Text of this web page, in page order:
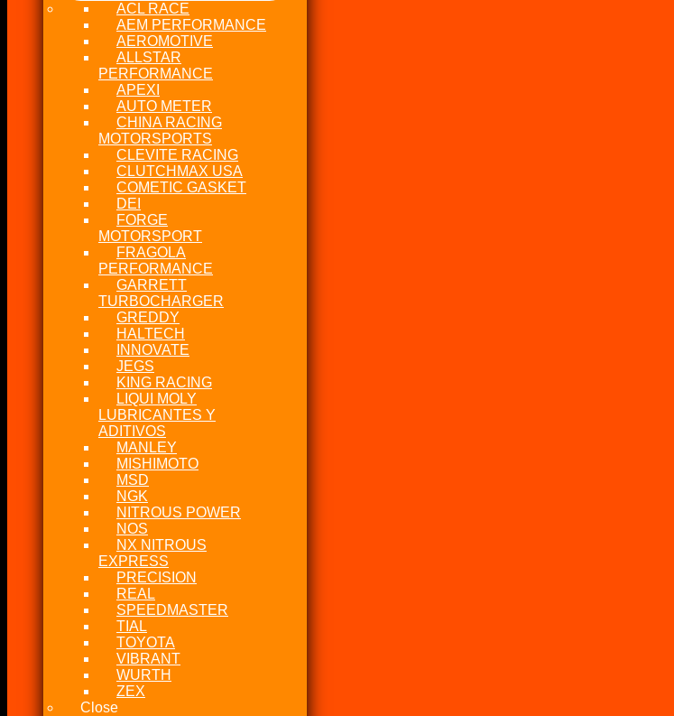
ACL RACE
AEM PERFORMANCE
AEROMOTIVE
ALLSTAR
PERFORMANCE
APEXI
AUTO METER
CHINA RACING
MOTORSPORTS
CLEVITE RACING
CLUTCHMAX USA
COMETIC GASKET
DEI
FORGE
MOTORSPORT
FRAGOLA
PERFORMANCE
GARRETT
TURBOCHARGER
GREDDY
HALTECH
INNOVATE
JEGS
KING RACING
LIQUI MOLY
LUBRICANTES Y
ADITIVOS
MANLEY
MISHIMOTO
MSD
NGK
NITROUS POWER
NOS
NX NITROUS
EXPRESS
PRECISION
REAL
SPEEDMASTER
TIAL
TOYOTA
VIBRANT
WURTH
ZEX
Close